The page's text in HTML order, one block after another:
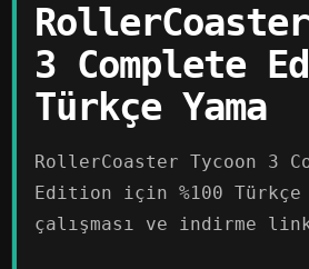
3 Complete
Türkçe Yama
RollerCoaster Tycoon 3
Edition için %100 Türkçe
çalışması ve indirme